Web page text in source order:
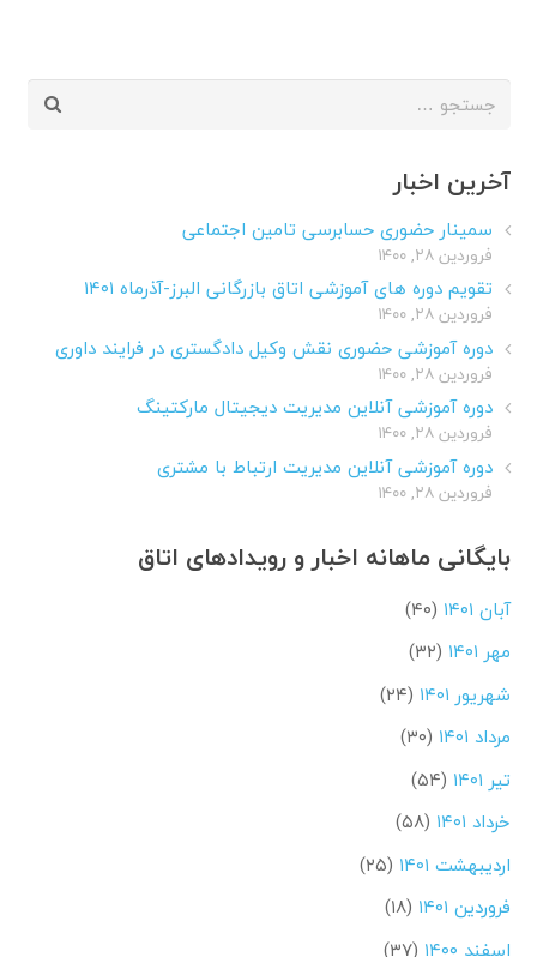
جستجو
آخرین اخبار
سمینار حضوری حسابرسی تامین اجتماعی
فروردین ۲۸, ۱۴۰۰
تقویم دوره های آموزشی اتاق بازرگانی البرز-آذرماه ۱۴۰۱
فروردین ۲۸, ۱۴۰۰
دوره آموزشی حضوری نقش وکیل دادگستری در فرایند داوری
فروردین ۲۸, ۱۴۰۰
دوره آموزشی آنلاین مدیریت دیجیتال مارکتینگ
فروردین ۲۸, ۱۴۰۰
دوره آموزشی آنلاین مدیریت ارتباط با مشتری
فروردین ۲۸, ۱۴۰۰
بایگانی ماهانه اخبار و رویدادهای اتاق
آبان ۱۴۰۱
(۴۰)
مهر ۱۴۰۱
(۳۲)
شهریور ۱۴۰۱
(۲۴)
مرداد ۱۴۰۱
(۳۰)
تیر ۱۴۰۱
(۵۴)
خرداد ۱۴۰۱
(۵۸)
اردیبهشت ۱۴۰۱
(۲۵)
فروردین ۱۴۰۱
(۱۸)
اسفند ۱۴۰۰
(۳۷)